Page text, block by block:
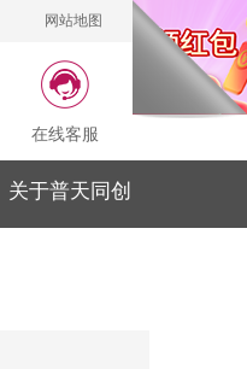
网站地图
在线客服
关于普天同创